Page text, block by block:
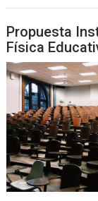
Propuesta
Física